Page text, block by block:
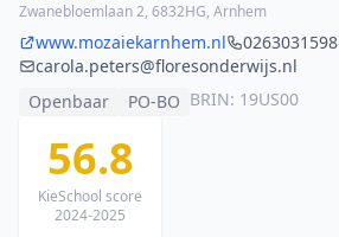
Zwanebloemlaan 2, 6832HG, Arnhem
www.mozaiekarnhem.nl
0263031598
carola.peters@floresonderwijs.nl
Openbaar
PO-BO BRIN: 19US00
56.8
KieSchool score
2024-2025